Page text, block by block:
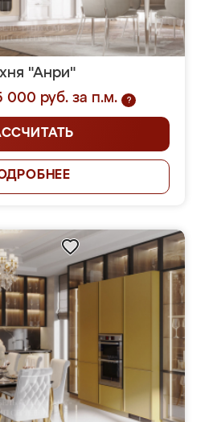
"Анри"
000 руб. за п.м.
?